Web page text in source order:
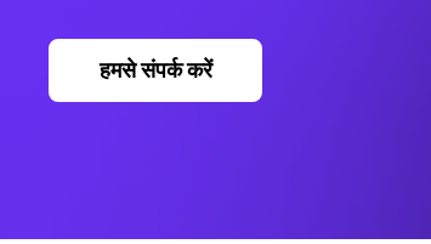
हमसे संपर्क करें